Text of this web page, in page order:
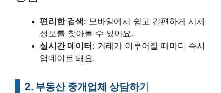
편리한 검색: 모바일에서 쉽고 간편하게 시세
정보를 찾아볼 수 있어요.
실시간 데이터 : 거래가 이루어질 때마다 즉시
업데이트 돼요.
2. 부동산 중개업체 상담하기